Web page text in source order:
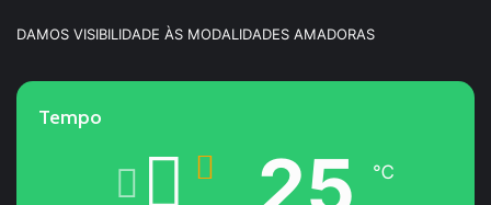
DAMOS VISIBILIDADE ÀS MODALIDADES AMADORAS
Tempo
25 ℃